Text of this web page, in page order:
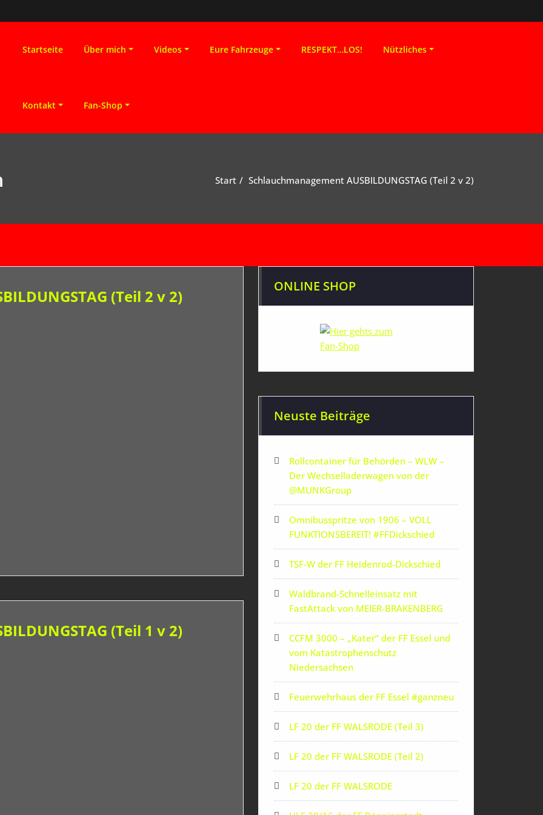
Startseite Über mich Videos Eure Fahrzeuge RESPEKT…LOS! Nützliches
Kontakt Fan-Shop
Start Schlauchmanagement AUSBILDUNGSTAG (Teil 2 v 2)
(Teil 2 v 2)
(Teil 1 v 2)
ONLINE SHOP
Neuste Beiträge
Rollcontainer für Behörden – WLW –
Der Wechselladerwagen von der
‪@MUNKGroup‬
Omnibusspritze von 1906 – VOLL
FUNKTIONSBEREIT! #FFDickschied
TSF-W der FF Heidenrod-Dickschied
Waldbrand-Schnelleinsatz mit
FastAttack von MEIER-BRAKENBERG
CCFM 3000 – „Kater“ der FF Essel und
vom Katastrophenschutz
Niedersachsen
Feuerwehrhaus der FF Essel #ganzneu
LF 20 der FF WALSRODE (Teil 3)
LF 20 der FF WALSRODE (Teil 2)
LF 20 der FF WALSRODE